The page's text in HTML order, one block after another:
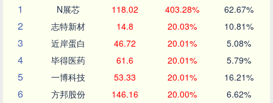
1
N展芯 118.02 403.28% 62.67%
2 志特新材 14.8 20.03% 10.81%
3 近岸蛋白 46.72 20.01% 5.08%
4 毕得医药 61.6 20.01% 5.79%
5 一博科技 53.33 20.01% 16.21%
6 方邦股份 146.16 20.00% 6.62%